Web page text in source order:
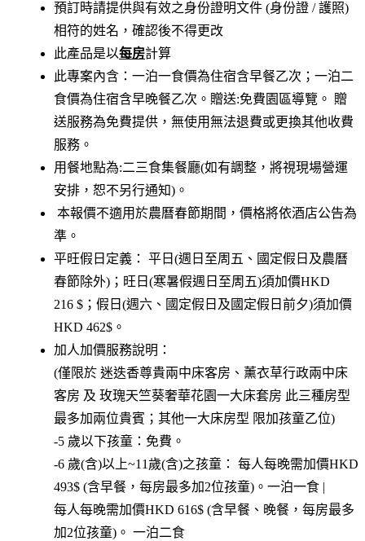
預訂時請提供與有效之身份證明文件 (身份證 / 護照)
相符的姓名，確認後不得更改
此產品是以每房計算
此專案內含：一泊一食價為住宿含早餐乙次；一泊二
食價為住宿含早晚餐乙次。贈送:免費園區導覽。 贈
送服務為免費提供，無使用無法退費或更換其他收費
服務。
用餐地點為:二三食集餐廳(如有調整，將視現場營運
安排，恕不另行通知)。
本報價不適用於農曆春節期間，價格將依酒店公告為
準。
平旺假日定義： 平日(週日至周五、國定假日及農曆
春節除外)；旺日(寒暑假週日至周五)須加價HKD
216 $；假日(週六、國定假日及國定假日前夕)須加價
HKD 462$。
加人加價服務說明：
(僅限於 迷迭香尊貴兩中床客房、薰衣草行政兩中床
客房 及 玫瑰天竺葵奢華花園一大床套房 此三種房型
最多加兩位貴賓；其他一大床房型 限加孩童乙位)
-5 歲以下孩童：免費。
-6 歲(含)以上~11歲(含)之孩童： 每人每晚需加價HKD
493$ (含早餐，每房最多加2位孩童)。一泊一食 |
每人每晚需加價HKD 616$ (含早餐、晚餐，每房最多
加2位孩童)。 一泊二食